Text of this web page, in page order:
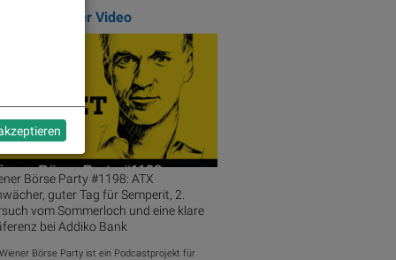
Partner Video
Börse Party #1198: ATX
guter Tag für Semperit, 2.
vom Sommerloch und eine klare
bei Addiko Bank
Wiener Börse Party ist ein Podcastprojekt für